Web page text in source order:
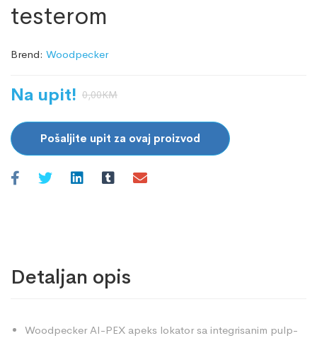
testerom
Brend: Woodpecker
Na upit! 0,00KM
Pošaljite upit za ovaj proizvod
Detaljan opis
Woodpecker AI-PEX apeks lokator sa integrisanim pulp-